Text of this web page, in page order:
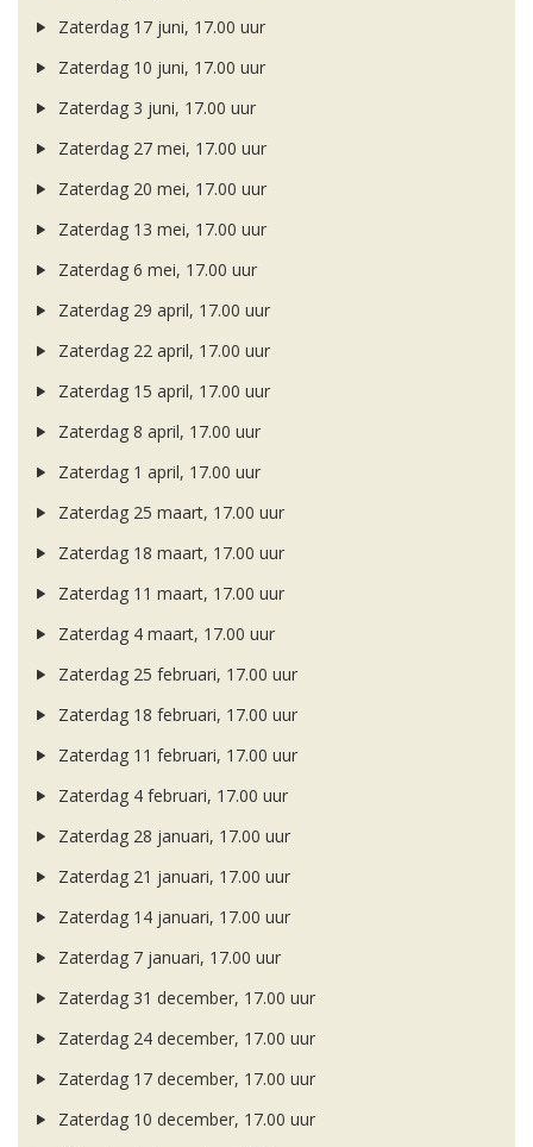
Zaterdag 17 juni, 17.00 uur
Zaterdag 10 juni, 17.00 uur
Zaterdag 3 juni, 17.00 uur
Zaterdag 27 mei, 17.00 uur
Zaterdag 20 mei, 17.00 uur
Zaterdag 13 mei, 17.00 uur
Zaterdag 6 mei, 17.00 uur
Zaterdag 29 april, 17.00 uur
Zaterdag 22 april, 17.00 uur
Zaterdag 15 april, 17.00 uur
Zaterdag 8 april, 17.00 uur
Zaterdag 1 april, 17.00 uur
Zaterdag 25 maart, 17.00 uur
Zaterdag 18 maart, 17.00 uur
Zaterdag 11 maart, 17.00 uur
Zaterdag 4 maart, 17.00 uur
Zaterdag 25 februari, 17.00 uur
Zaterdag 18 februari, 17.00 uur
Zaterdag 11 februari, 17.00 uur
Zaterdag 4 februari, 17.00 uur
Zaterdag 28 januari, 17.00 uur
Zaterdag 21 januari, 17.00 uur
Zaterdag 14 januari, 17.00 uur
Zaterdag 7 januari, 17.00 uur
Zaterdag 31 december, 17.00 uur
Zaterdag 24 december, 17.00 uur
Zaterdag 17 december, 17.00 uur
Zaterdag 10 december, 17.00 uur